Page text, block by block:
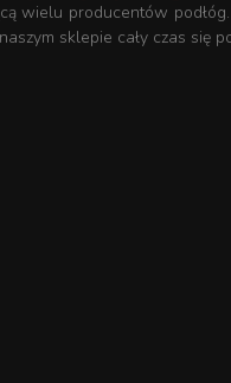
wielu producentów
sklepie cały czas się